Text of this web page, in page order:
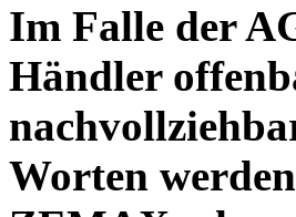
Im Falle der
Händler
Worten